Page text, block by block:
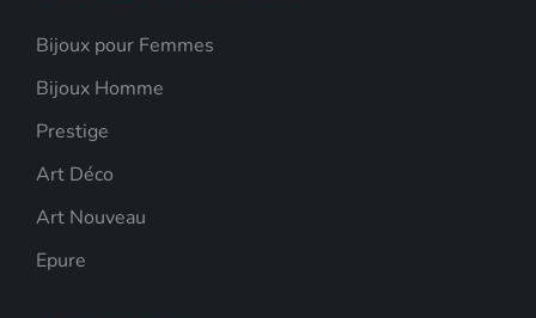
Bijoux pour Femmes
Bijoux Homme
Prestige
Art Déco
Art Nouveau
Epure